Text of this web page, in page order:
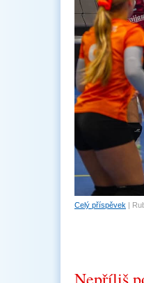
Celý příspěvek |